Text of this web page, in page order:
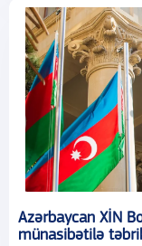
Azərbaycan XİN
münasibətilə